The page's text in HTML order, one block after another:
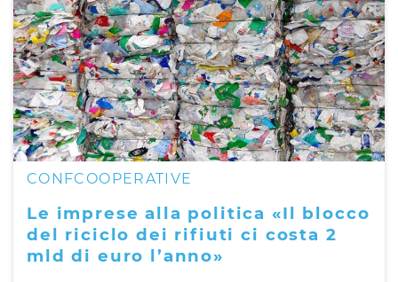
CONFCOOPERATIVE
Le imprese alla politica «Il blocco
del riciclo dei rifiuti ci costa 2
mld di euro l’anno»